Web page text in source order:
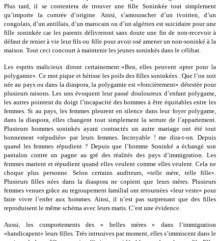
Plus tard, il se contentera de trouver une fille Soninkée tout simplement
qu’importe la contrée d’origine. Ainsi, s’amouracher d’un ivoirien, d’un
congolais, d’un antillais, d’un marocain ou d’un algérien est suicidaire pour une
fille soninkée car les parents délivreront sans doute une fin de non-recevoir à
défaut de renier à vie leur fils ou fille pour avoir osé amener un non-soninké à la
maison. Tout ceci concourt à maintenir les jeunes soninkés dans le célibat.
Les esprits malicieux diront certainement:«Ben, elles peuvent opter pour la
polygamie». Ce mot pique et hérisse les poils des filles soninkées . Que l’on soit
née au pays ou dans la diaspora, la polygamie est «foncièrement» détestée pour
plusieurs raisons. Les uns évoquent leur passé douloureux d’enfant polygame,
les autres pointent du doigt l’incapacité des hommes à être équitables entre les
femmes. Si au pays, les femmes pleurent en silence dans leur foyer polygame,
dans la diaspora, elles changent tout simplement la serrure de l’appartement.
Plusieurs hommes soninkés ayant contractés un autre mariage ont été tout
bonnement «répudiés» par leurs femmes. Incroyable ! me dira-t-on. Depuis
quand les femmes répudient ? Depuis que l’homme Soninké a échangé son
pantalon contre un pagne au gré des réalités des pays d’immigration. Les
femmes marient et répudient quand elles veulent comme elles veulent. Cela ne
choque plus personne. Selon certains auditeurs, «telle mère, telle fille».
Plusieurs filles nées dans la diaspora ne copient que leurs mères. Plusieurs
femmes venues grâce au regroupement familial ont retournées «leur veste» pour
faire vivre l’enfer aux hommes. Ainsi, il n’est pas surprenant que des filles
reproduisent le même schéma avec leurs maris. C’est une évidence.
Aussi, les comportements des « belles mères » dans l’immigration
«handicapent» leurs filles. Très intrusives par moment, elles s’immiscent dans le